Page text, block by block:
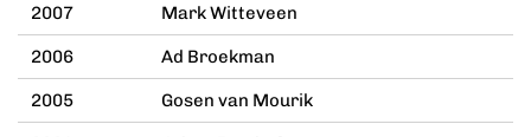
2007 Mark Witteveen
2006 Ad Broekman
2005 Gosen van Mourik